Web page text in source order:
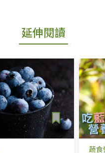
延伸閱讀
蔬食